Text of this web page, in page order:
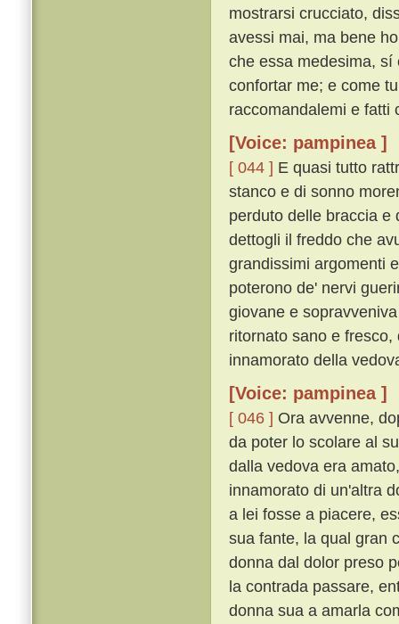
mostrarsi crucciato,
avessi mai, ma bene
che essa medesima,
confortar me; e come
raccomandalemi e fatti
[Voice: pampinea ]
[ 044 ] E quasi tutto
stanco e di sonno
perduto delle braccia e
dettogli il freddo che
grandissimi argomenti
poterono de' nervi
giovane e
ritornato sano e
innamorato della
[Voice: pampinea ]
[ 046 ] Ora avvenne,
da poter lo scolare al
dalla vedova era
innamorato di un'altra
a lei fosse a piacere,
sua fante, la qual gran
donna dal dolor preso
la contrada passare,
donna sua a amarla